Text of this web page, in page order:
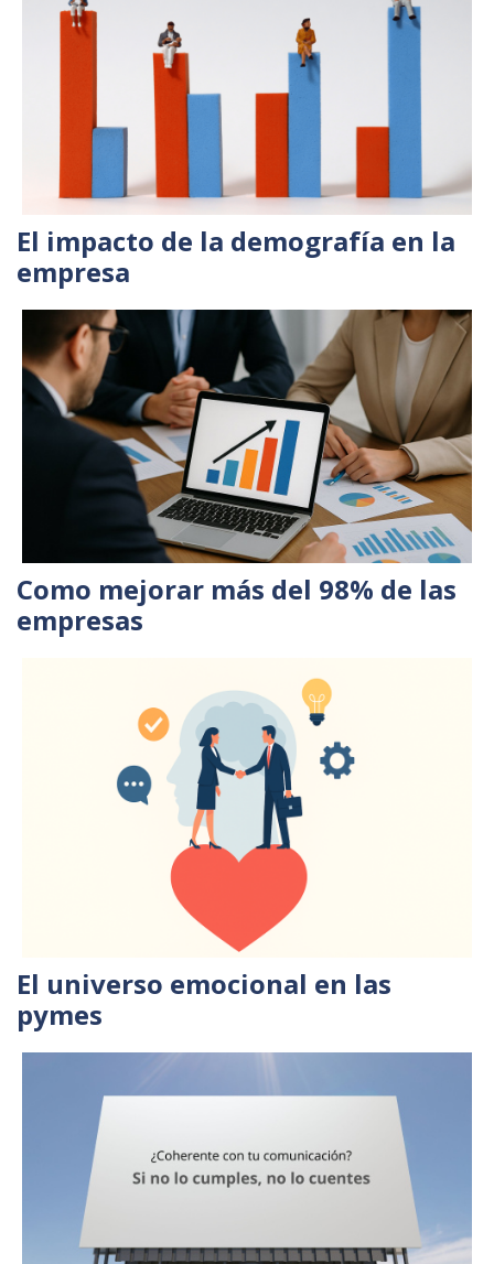
El impacto de la demografía en la
empresa
Como mejorar más del 98% de las
empresas
El universo emocional en las
pymes